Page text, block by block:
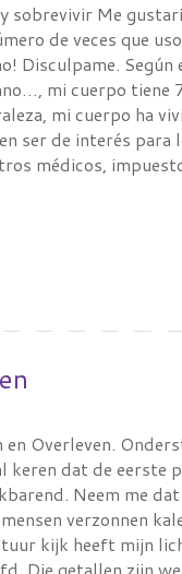
sobrevivir Me
de veces que
Disculpame.
mi cuerpo tiene
mi cuerpo ha
ser de interés
médicos,
en Overleven.
keren dat de eerste
Neem me
verzonnen
kijk heeft mijn